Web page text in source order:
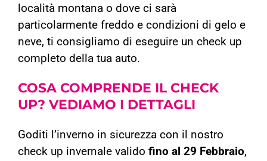
località montana o dove ci sarà
particolarmente freddo e condizioni di gelo e
neve, ti consigliamo di eseguire un check up
completo della tua auto.
COSA COMPRENDE IL CHECK
UP? VEDIAMO I DETTAGLI
Goditi l’inverno in sicurezza con il nostro
check up invernale valido fino al 29 Febbraio,